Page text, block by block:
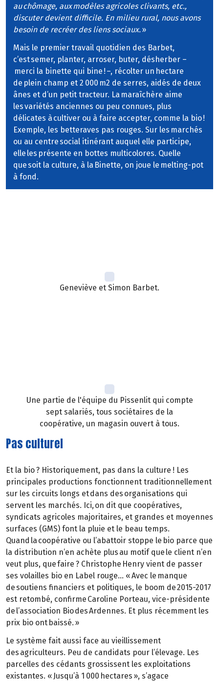
au chômage, aux modèles agricoles clivants, etc.,
discuter devient difficile. En milieu rural, nous avons
besoin de recréer des liens sociaux.»
Mais le premier travail quotidien des Barbet,
c’est semer, planter, arroser, buter, désherber –
merci la binette qui bine ! –, récolter un hectare
de plein champ et 2 000 m2 de serres, aidés de deux
ânes et d’un petit tracteur. La maraîchère aime
les variétés anciennes ou peu connues, plus
délicates à cultiver ou à faire accepter, comme la bio !
Exemple, les betteraves pas rouges. Sur les marchés
ou au centre social itinérant auquel elle participe,
elle les présente en bottes multicolores. Quelle
que soit la culture, à la Binette, on joue le melting-pot
à fond.
Geneviève et Simon Barbet.
Une partie de l'équipe du Pissenlit qui compte
sept salariés, tous sociétaires de la
coopérative, un magasin ouvert à tous.
Pas culturel
Et la bio ? Historiquement, pas dans la culture ! Les
principales productions fonctionnent traditionnellement
sur les circuits longs et dans des organisations qui
servent les marchés. Ici, on dit que coopératives,
syndicats agricoles majoritaires, et grandes et moyennes
surfaces (GMS) font la pluie et le beau temps.
Quand la coopérative ou l’abattoir stoppe le bio parce que
la distribution n’en achète plus au motif que le client n’en
veut plus, que faire ? Christophe Henry vient de passer
ses volailles bio en Label rouge… « Avec le manque
de soutiens financiers et politiques, le boom de 2015-2017
est retombé, confirme Caroline Porteau, vice-présidente
de l’association Bio des Ardennes. Et plus récemment les
prix bio ont baissé. »
Le système fait aussi face au vieillissement
des agriculteurs. Peu de candidats pour l’élevage. Les
parcelles des cédants grossissent les exploitations
existantes. « Jusqu’à 1 000 hectares », s’agace